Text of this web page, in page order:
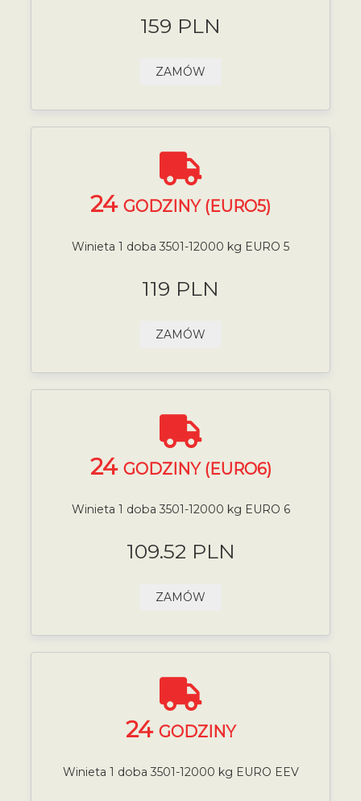
159 PLN
ZAMÓW
24 GODZINY (EURO5)
Winieta 1 doba 3501-12000 kg EURO 5
119 PLN
ZAMÓW
24 GODZINY (EURO6)
Winieta 1 doba 3501-12000 kg EURO 6
109.52 PLN
ZAMÓW
24 GODZINY
Winieta 1 doba 3501-12000 kg EURO EEV